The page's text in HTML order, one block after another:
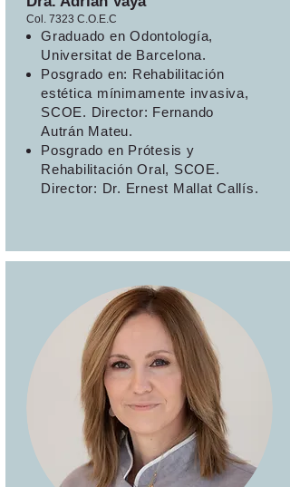
Col. 7323 C.O.E.C
Graduado en Odontología,
Universitat de Barcelona.
Posgrado en: Rehabilitación
estética mínimamente invasiva,
SCOE. Director: Fernando
Autrán Mateu.
Posgrado en Prótesis y
Rehabilitación Oral, SCOE.
Director: Dr. Ernest Mallat Callís.